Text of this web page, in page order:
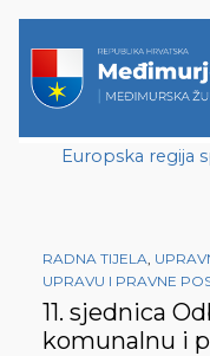
Europska regija
RADNA TIJELA,
UPRAVU I PRAVNE
11. sjednica
komunalnu i